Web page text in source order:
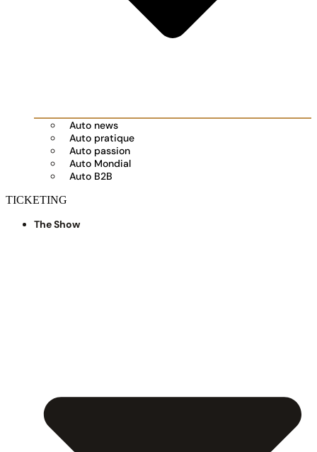
Auto news
Auto pratique
Auto passion
Auto Mondial
Auto B2B
TICKETING
The Show